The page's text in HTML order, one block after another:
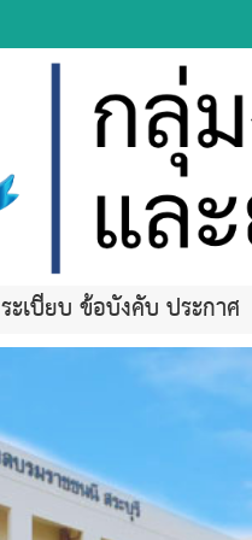
ระเบียบ ข้อบังคับ ประกาศ